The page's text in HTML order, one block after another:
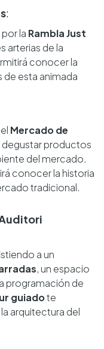
:
la Rambla Just
arterias de la
conocer la
de esta animada
Mercado de
degustar productos
del mercado.
conocer la historia
tradicional.
a un
, un espacio
programación de
guiadote
arquitectura del